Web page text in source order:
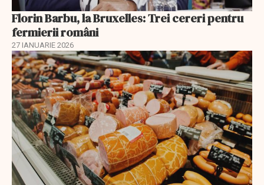
Florin Barbu, la Bruxelles: Trei cereri pentru
fermierii români
27 IANUARIE 2026